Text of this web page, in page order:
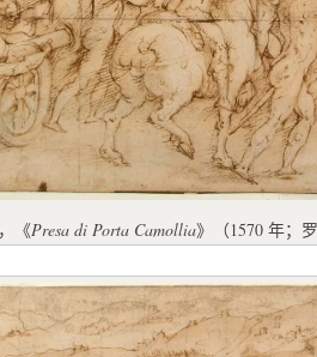
《Presa di Porta Camollia》（1570 年；